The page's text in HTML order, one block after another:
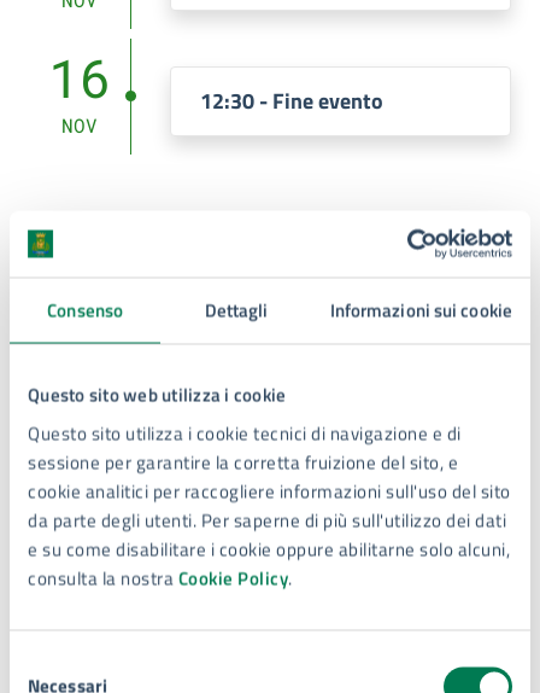
Consenso Dettagli Informazioni sui cookie
Questo sito web utilizza i cookie
Questo sito utilizza i cookie tecnici di navigazione e di
sessione per garantire la corretta fruizione del sito, e
cookie analitici per raccogliere informazioni sull'uso del sito
da parte degli utenti. Per saperne di più sull'utilizzo dei dati
e su come disabilitare i cookie oppure abilitarne solo alcuni,
consulta la nostraCookie Policy.
Necessari
16
NOV
12:30 - Fine evento
Costi
Evento gratuito
Contatti
Settore Ufficio relazioni con il pubblico e la città